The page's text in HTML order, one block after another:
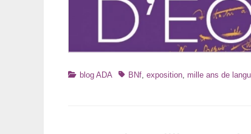
Catégories
blog ADA TagsBNf exposition mille ans de